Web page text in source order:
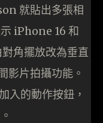
就貼出多張相
iPhone 16 和
角擺放改為垂直
影片拍攝功能。
入的動作按鈕，